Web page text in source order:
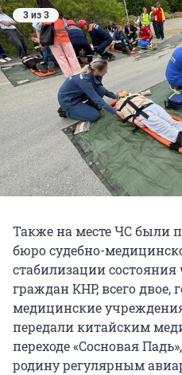
3 из 3
Также на месте ЧС были
бюро судебно-
стабилизации
граждан КНР, всего двое,
медицинские
передали китайским
переходе «Сосновая
родину регулярным